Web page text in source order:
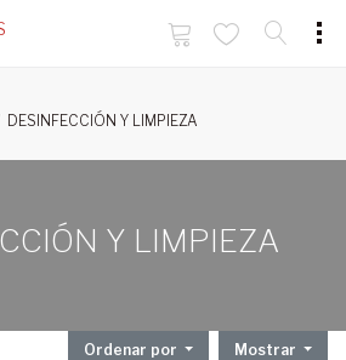
DESINFECCIÓN Y LIMPIEZA
Y LIMPIEZA
Ordenar por Mostrar